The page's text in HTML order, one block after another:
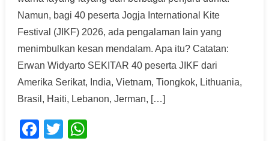
Namun, bagi 40 peserta Jogja International Kite
Festival (JIKF) 2026, ada pengalaman lain yang
menimbulkan kesan mendalam. Apa itu? Catatan:
Erwan Widyarto SEKITAR 40 peserta JIKF dari
Amerika Serikat, India, Vietnam, Tiongkok, Lithuania,
Brasil, Haiti, Lebanon, Jerman, […]
Facebook
Twitter